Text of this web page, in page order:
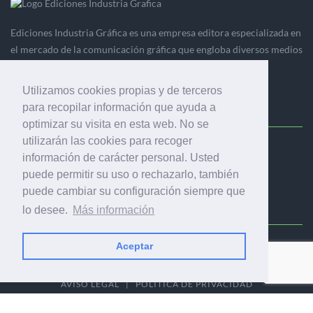
Utilizamos cookies propias y de terceros
para recopilar información que ayuda a
optimizar su visita en esta web. No se
utilizarán las cookies para recoger
información de carácter personal. Usted
puede permitir su uso o rechazarlo, también
puede cambiar su configuración siempre que
lo desee. Más información
Aceptar
Ediciones Industria Gráfica es una empresa editora especializada en
el mercado de la comunicación gráfica que engloba diversos medios
Ediciones Industria Gráfica, S.C.P.
Calle Fluvià 257, bajos, 08020 Barcelona (España)
© 2001-2026 EDICIONES INDUSTRIA GRÁFICA - TODOS LOS
AVISO LEGAL|POLÍTICA DE PRIVACIDAD